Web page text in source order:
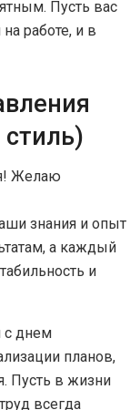
Пусть вас
работе, и в
Желаю
знания и опыт
а каждый
и
с днем
планов,
Пусть в жизни
всегда